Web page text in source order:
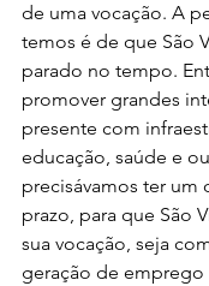
de uma vocação. A
temos é de que São
parado no tempo.
promover grandes
presente com
educação, saúde e
precisávamos ter um
prazo, para que São
sua vocação, seja
geração de